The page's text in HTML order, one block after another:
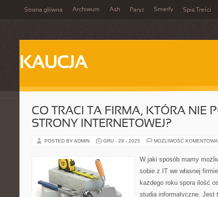
Strona główna Archiwum Ash Paryż Smerfy Spis Treści
KAUCJA
CO TRACI TA FIRMA, KTÓRA NIE
STRONY INTERNETOWEJ?
POSTED BY ADMIN GRU - 29 - 2025 MOŻLIWOŚĆ
W jaki sposób mamy
sobie z IT we własnej
każdego roku spora ilość
studia informatyczne. Jest